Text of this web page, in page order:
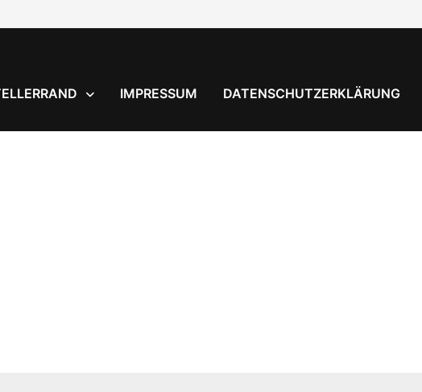
IMPRESSUM DATENSCHUTZERKLÄRUNG